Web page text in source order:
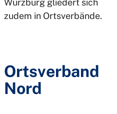
Würzburg gliedert sich
zudem in Ortsverbände.
Ortsverband
Nord